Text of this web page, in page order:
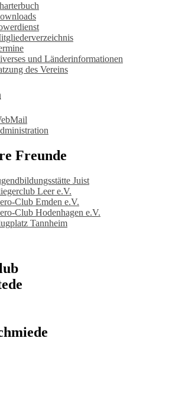
und Länderinformationen
des Vereins
Freunde
Juist
Leer e.V.
Club Emden e.V.
Club Hodenhagen e.V.
Tannheim